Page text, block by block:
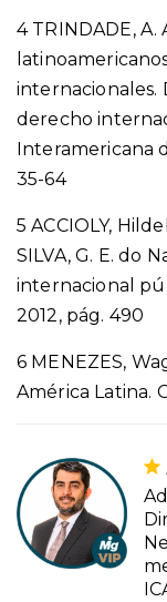
4 TRINDADE, A.
internacionales.
derecho
Interamericana
35-64
5 ACCIOLY,
SILVA, G. E. do
internacional
2012, pág. 490
6 MENEZES,
América Latina.